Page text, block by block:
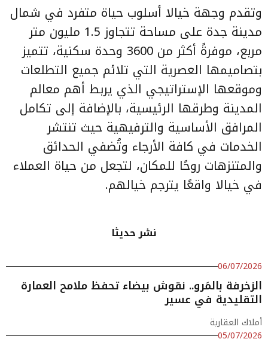
وتقدم وجهة خيالا أسلوب حياة متفرد في شمال
مدينة جدة على مساحة تتجاوز 1.5 مليون متر
مربع، موفرةً أكثر من 3600 وحدة سكنية، تتميز
بتصاميمها العصرية التي تلائم جميع التطلعات
وموقعها الإستراتيجي الذي يربط أهم معالم
المدينة وطرقها الرئيسية، بالإضافة إلى تكامل
المرافق الأساسية والترفيهية حيث تنتشر
الخدمات في كافة الأرجاء وتُضفي الحدائق
والمتنزهات روحًا للمكان، لتجعل من حياة العملاء
في خيالا واقعًا يترجم خيالهم.
نشر حديثا
06/07/2026
الزخرفة بالمَرو.. نقوش بيضاء تحفظ ملامح العمارة
التقليدية في عسير
أملاك العقارية
05/07/2026